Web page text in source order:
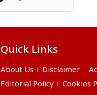
Quick Links
About Us Disclaimer
Editorial Policy
Cookies